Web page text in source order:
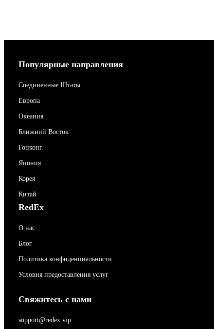
Популярные направления
Соединенные Штаты
Европа
Океания
Ближний Восток
Гонконг.
Япония
Корея
Китай
RedEx
О нас
Блог
Политика конфиденциальности
Условия предоставления услуг
Свяжитесь с нами
support@redex.vip